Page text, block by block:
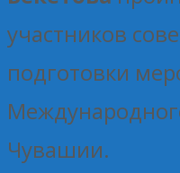
участников
подготовки
Чувашии.